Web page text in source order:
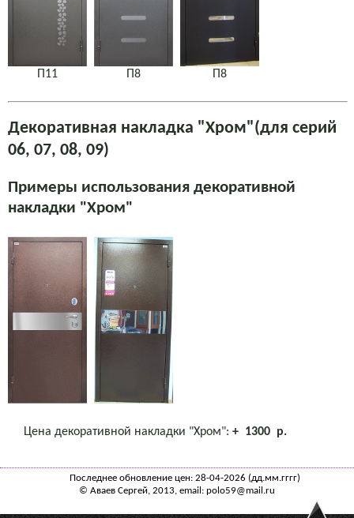
П11 П8 П8
Декоративная накладка "Хром"(для серий
06, 07, 08, 09)
Примеры использования декоративной
накладки "Хром"
Цена декоративной накладки "Хром": + 1300 р.
Последнее обновление цен: 28-04-2026 (дд.мм.гггг)
© Аваев Сергей, 2013, email: polo59@mail.ru